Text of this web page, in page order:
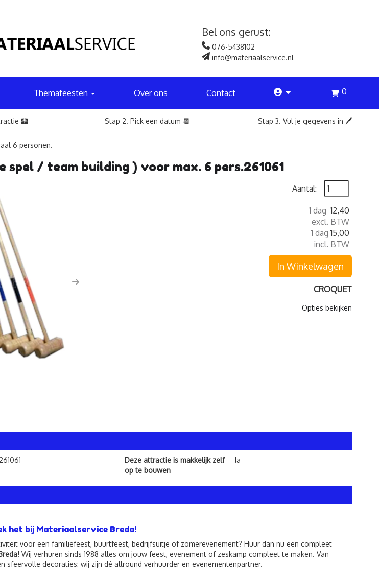
Bel ons gerust:
076-5438102
info@materiaalservice.nl
Themafeesten Over ons Contact account 0
🏰 Stap 2. Pick een datum 📆 Stap 3. Vul je gegevens in 🖊️
6 personen.
spel / team building ) voor max. 6 pers.261061
Next
Aantal:
1 dag 12,40
excl. BTW
1 dag 15,00
incl. BTW
In Winkelwagen
CROQUET
Opties bekijken
261061
Deze attractie is makkelijk zelf
op te bouwen
Ja
het bij Materiaalservice Breda!
voor een familiefeest, buurtfeest, bedrijfsuitje of zomerevenement? Huur dan nu een compleet
! Wij verhuren sinds 1988 alles om jouw feest, evenement of zeskamp compleet te maken. Van
sfeervolle decoraties: wij zijn dé allround verhuurder en evenementenpartner.